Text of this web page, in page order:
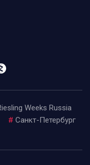
Weeks Russia
# Санкт-Петербург